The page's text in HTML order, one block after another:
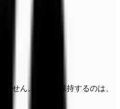
せん。当方が保持するのは、